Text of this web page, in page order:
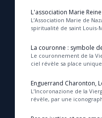
participation unique à la
e...
L'association Marie
L’Association Marie de
spiritualité de saint
La couronne : symbole
la victoire et de la vie
Le couronnement de la
ciel révèle sa place
triomphante sur le péché
pleinement...
Enguerrand Charonton,
1454
L’Incoronazione de la
révèle, par une